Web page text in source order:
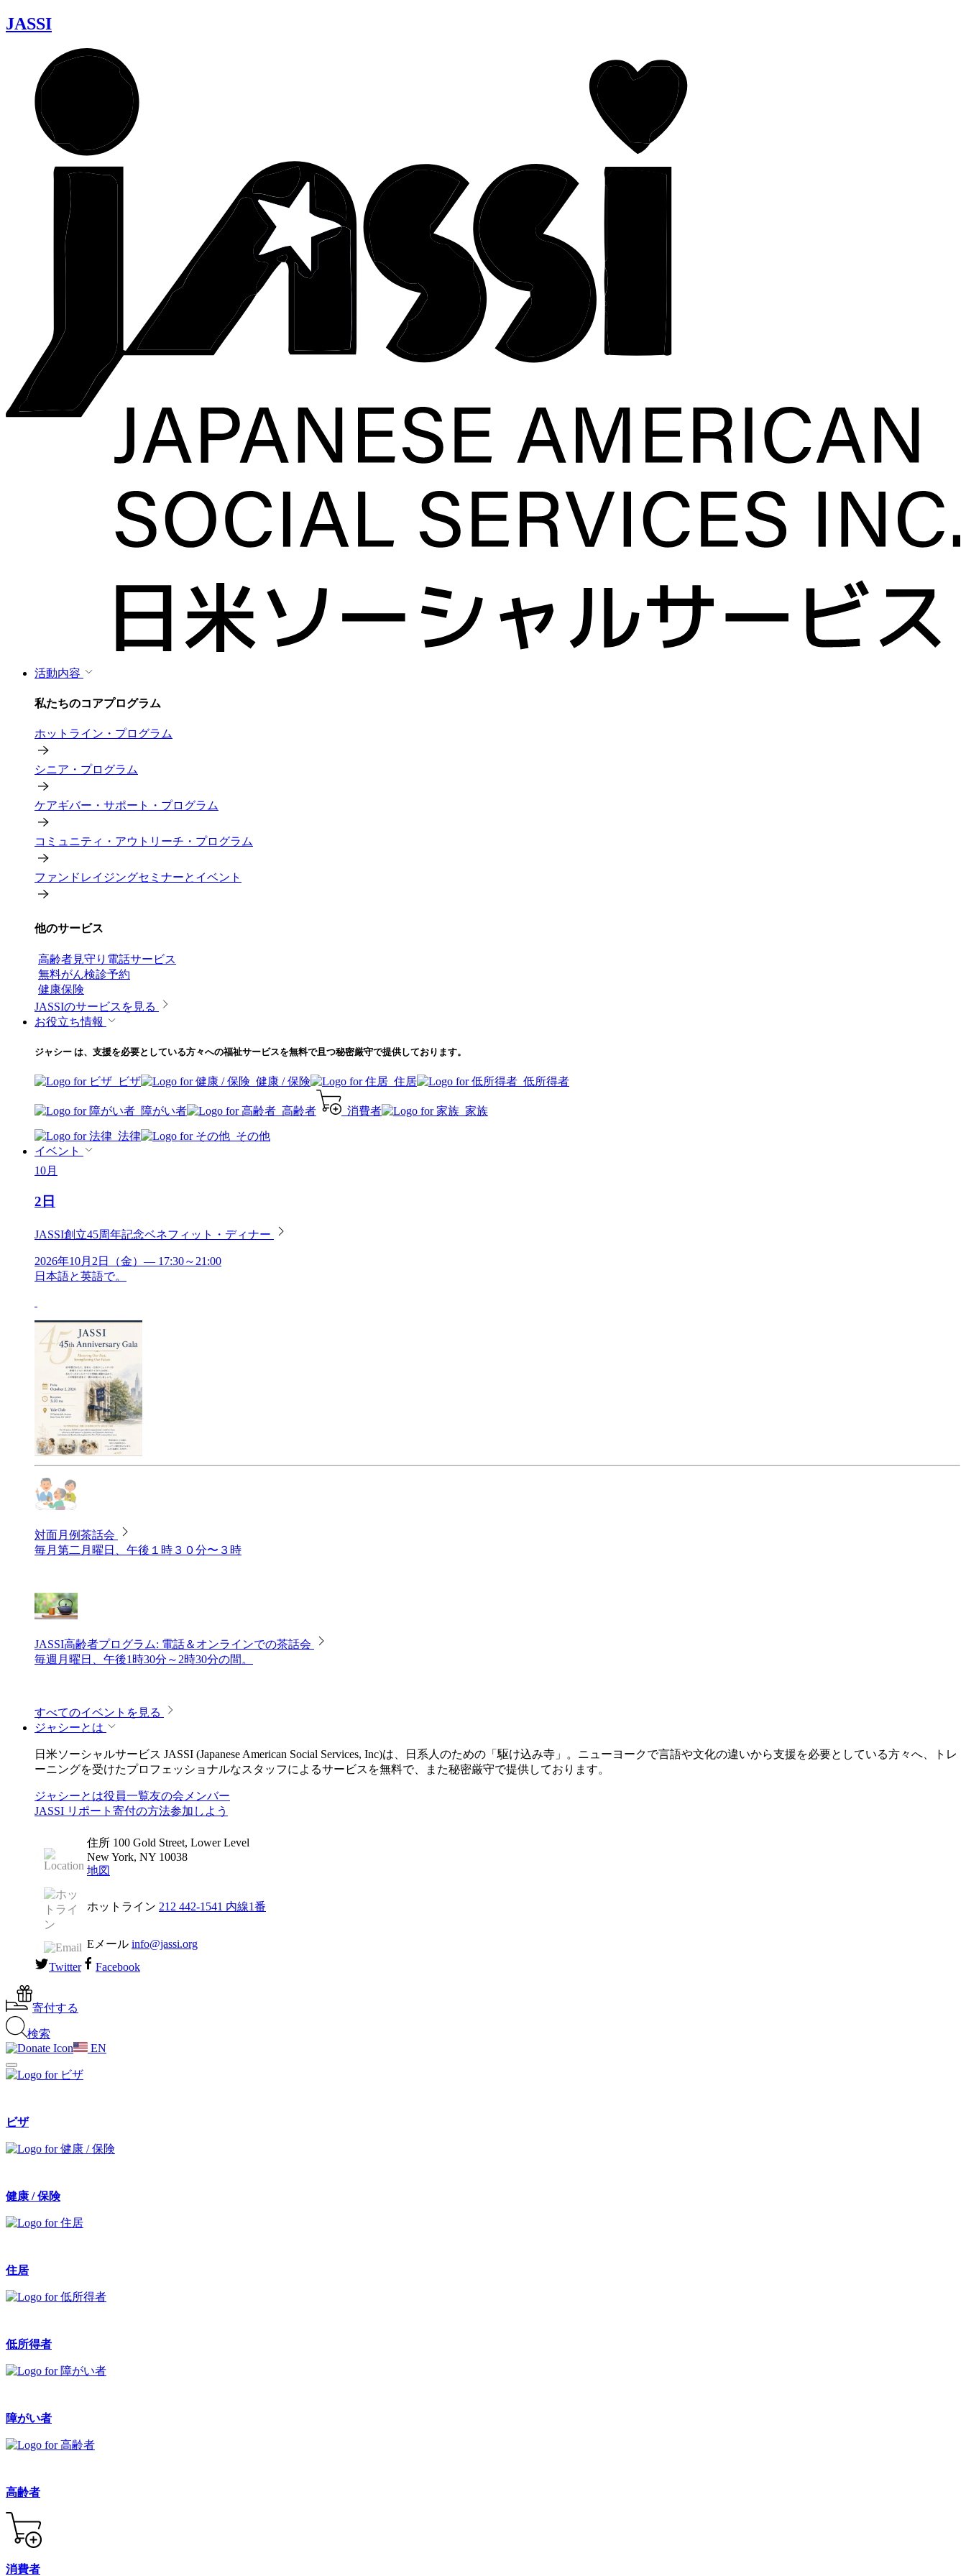
JASSI
活動内容
私たちのコアプログラム
ホットライン・プログラム
シニア・プログラム
ケアギバー・サポート・プログラム
コミュニティ・アウトリーチ・プログラム
ファンドレイジングセミナーとイベント
他のサービス
高齢者見守り電話サービス
無料がん検診予約
健康保険
JASSIのサービスを見る
お役立ち情報
ジャシー は、支援を必要としている方々への福祉サービスを無料で且つ秘密厳守で提供しております。
ビザ 健康 / 保険 住居 低所得者
障がい者 高齢者 消費者 家族
法律
その他
イベント
10月
2日
JASSI創立45周年記念ベネフィット・ディナー
2026年10月2日（金）— 17:30～21:00
日本語と英語で。
対面月例茶話会
毎月第二月曜日、午後１時３０分〜３時
JASSI高齢者プログラム: 電話＆オンラインでの茶話会
毎週月曜日、午後1時30分～2時30分の間。
すべてのイベントを見る
ジャシーとは
日米ソーシャルサービス JASSI (Japanese American Social Services, Inc)は、日系人のための「駆け込み寺」。ニューヨークで言語や文化の違いから支援を必要としている方々へ、トレ
ーニングを受けたプロフェッショナルなスタッフによるサービスを無料で、また秘密厳守で提供しております。
ジャシーとは役員一覧友の会メンバー
JASSI リポート 寄付の方法参加しよう
住所 100 Gold Street, Lower Level
New York, NY 10038
地図
ホットライン 212 442-1541 内線1番
Eメール info@jassi.org
Twitter
Facebook
寄付する
検索
EN
ビザ
健康 / 保険
住居
低所得者
障がい者
高齢者
消費者